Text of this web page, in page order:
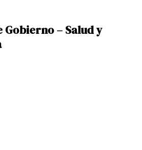
– Salud y